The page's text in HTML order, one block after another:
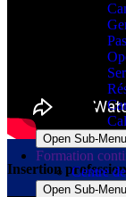
Open Sub-Menu
Formation
Centre
Open Sub-Menu
Insertion